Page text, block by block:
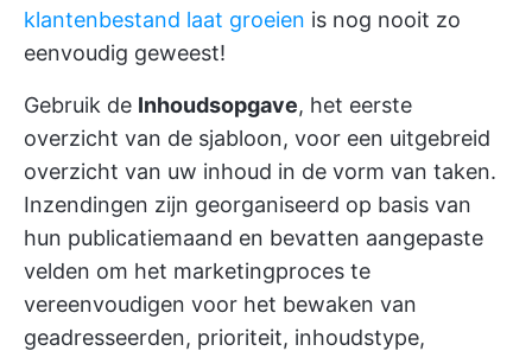
klantenbestand laat groeien is nog nooit zo
eenvoudig geweest!
Gebruik de Inhoudsopgave, het eerste
overzicht van de sjabloon, voor een uitgebreid
overzicht van uw inhoud in de vorm van taken.
Inzendingen zijn georganiseerd op basis van
hun publicatiemaand en bevatten aangepaste
velden om het marketingproces te
vereenvoudigen voor het bewaken van
geadresseerden, prioriteit, inhoudstype,